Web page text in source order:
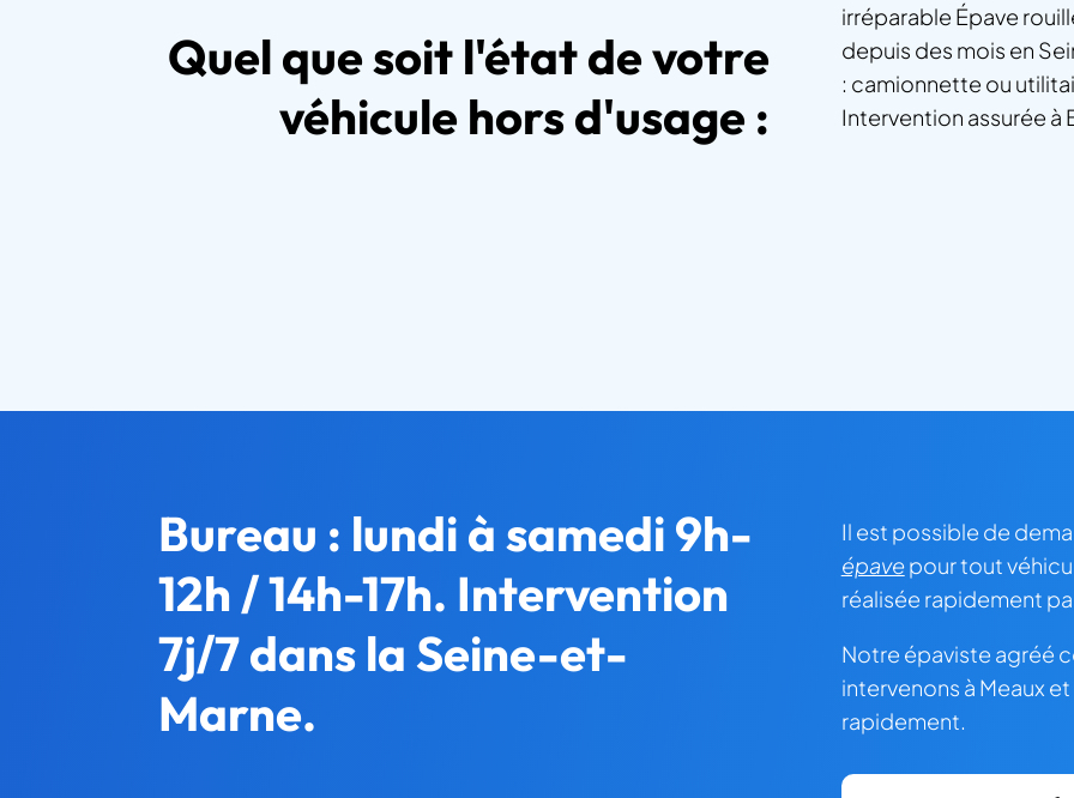
Quel que soit l'état de votre
véhicule hors d'usage :
irréparable Épave
depuis des mois en
: camionnette ou
Intervention assurée
Bureau : lundi à samedi 9h-
12h / 14h-17h. Intervention
7j/7 dans la Seine-et-
Marne.
Il est possible de
épavepour tout
réalisée rapidement
Notre épaviste agréé
intervenons à Meaux
rapidement.